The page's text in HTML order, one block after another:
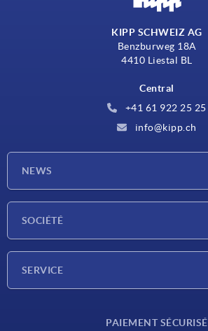
KIPP SCHWEIZ AG
Benzburweg 18A
4410 Liestal BL
Central
+41 61 922 25 25
info@kipp.ch
NEWS
SOCIÉTÉ
SERVICE
PAIEMENT SÉCURISÉ